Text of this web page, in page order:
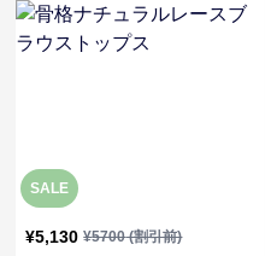
SALE
¥5,130 ¥5700(割引前)